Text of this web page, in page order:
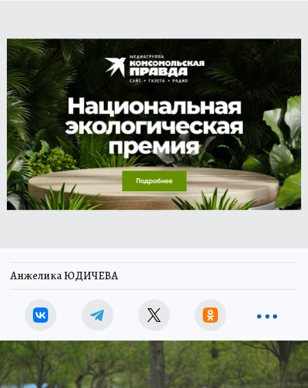
Анжелика ЮДИЧЕВА